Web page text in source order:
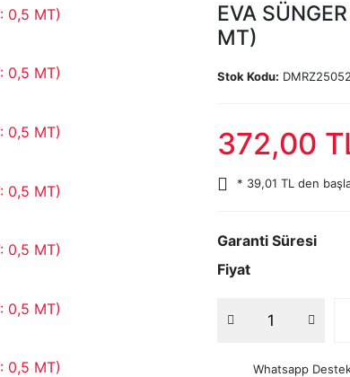
EVA
MT)
Stok Kodu:
372,00
* 39,01 TL den
Garanti Süresi
Fiyat
Whatsapp